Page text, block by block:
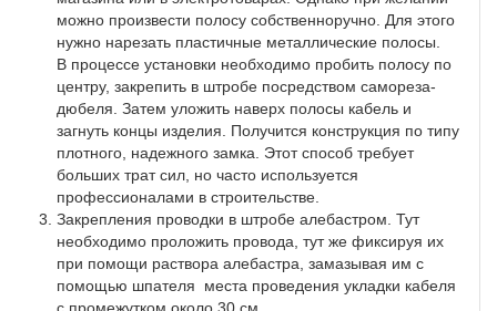
можно произвести полосу собственноручно. Для этого
нужно нарезать пластичные металлические полосы.
В процессе установки необходимо пробить полосу по
центру, закрепить в штробе посредством самореза-
дюбеля. Затем уложить наверх полосы кабель и
загнуть концы изделия. Получится конструкция по типу
плотного, надежного замка. Этот способ требует
больших трат сил, но часто используется
профессионалами в строительстве.
Закрепления проводки в штробе алебастром. Тут
необходимо проложить провода, тут же фиксируя их
при помощи раствора алебастра, замазывая им с
помощью шпателя места проведения укладки кабеля